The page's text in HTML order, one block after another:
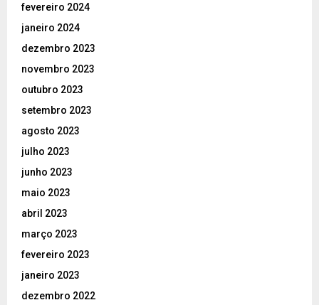
fevereiro 2024
janeiro 2024
dezembro 2023
novembro 2023
outubro 2023
setembro 2023
agosto 2023
julho 2023
junho 2023
maio 2023
abril 2023
março 2023
fevereiro 2023
janeiro 2023
dezembro 2022